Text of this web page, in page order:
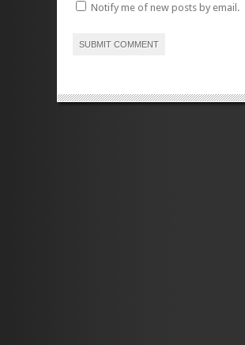
Notify me of new posts by email.